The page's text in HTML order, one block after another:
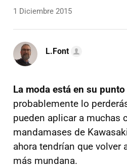
1 Diciembre 2015
L.Font
La moda está en su
probablemente lo
pueden aplicar a muchas
mandamases de
ahora tendrían que volver
más mundana.